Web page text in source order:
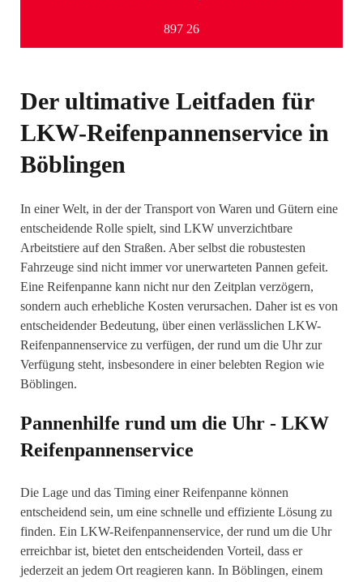
897 26
Der ultimative Leitfaden für
LKW-Reifenpannenservice in
Böblingen
In einer Welt, in der der Transport von Waren und Gütern eine
entscheidende Rolle spielt, sind LKW unverzichtbare
Arbeitstiere auf den Straßen. Aber selbst die robustesten
Fahrzeuge sind nicht immer vor unerwarteten Pannen gefeit.
Eine Reifenpanne kann nicht nur den Zeitplan verzögern,
sondern auch erhebliche Kosten verursachen. Daher ist es von
entscheidender Bedeutung, über einen verlässlichen LKW-
Reifenpannenservice zu verfügen, der rund um die Uhr zur
Verfügung steht, insbesondere in einer belebten Region wie
Böblingen.
Pannenhilfe rund um die Uhr - LKW
Reifenpannenservice
Die Lage und das Timing einer Reifenpanne können
entscheidend sein, um eine schnelle und effiziente Lösung zu
finden. Ein LKW-Reifenpannenservice, der rund um die Uhr
erreichbar ist, bietet den entscheidenden Vorteil, dass er
jederzeit an jedem Ort reagieren kann. In Böblingen, einem